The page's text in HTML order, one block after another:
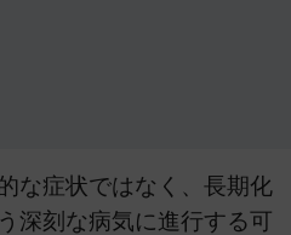
な症状ではなく、長期化
深刻な病気に進行する可